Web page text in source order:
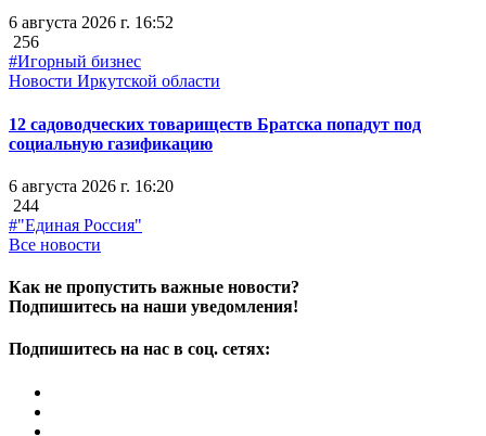
6 августа 2026 г. 16:52
256
#Игорный бизнес
Новости Иркутской области
12 садоводческих товариществ Братска попадут под
социальную газификацию
6 августа 2026 г. 16:20
244
#"Единая Россия"
Все новости
Как не пропустить важные новости?
Подпишитесь на наши уведомления!
Подпишитесь на нас в соц. сетях: